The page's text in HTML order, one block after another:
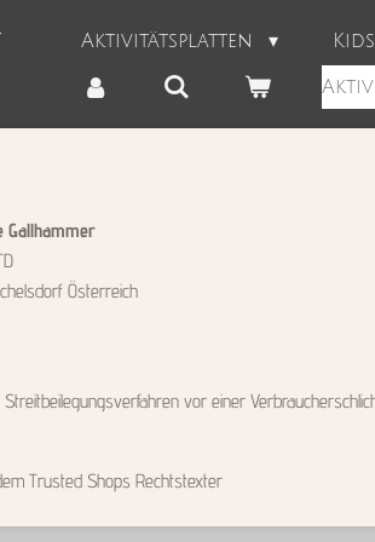
Aktivitätsplatten Kids
Gallhammer
Österreich
vor einer
Trusted Shops Rechtstexter